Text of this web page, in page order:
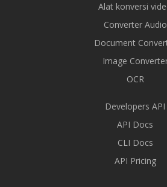
Alat konversi
Converter Audio
Document
Image
OCR
Developers API
API Docs
CLI Docs
API Pricing